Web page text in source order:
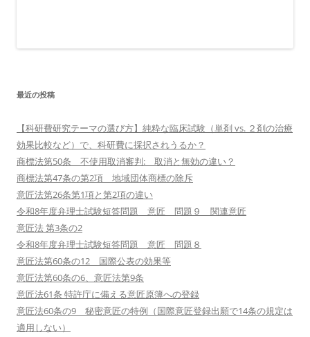
最近の投稿
【科研費研究テーマの選び方】純粋な臨床試験（単剤 vs. ２剤の治療
効果比較など）で、科研費に採択されうるか？
商標法第50条 不使用取消審判: 取消と無効の違い？
商標法第47条の第2項 地域団体商標の除斥
意匠法第26条第1項と第2項の違い
令和8年度弁理士試験短答問題 意匠 問題９ 関連意匠
意匠法 第3条の2
令和8年度弁理士試験短答問題 意匠 問題８
意匠法第60条の12 国際公表の効果等
意匠法第60条の6、意匠法第9条
意匠法61条 特許庁に備える意匠原簿への登録
意匠法60条の9 秘密意匠の特例（国際意匠登録出願で14条の規定は
適用しない）